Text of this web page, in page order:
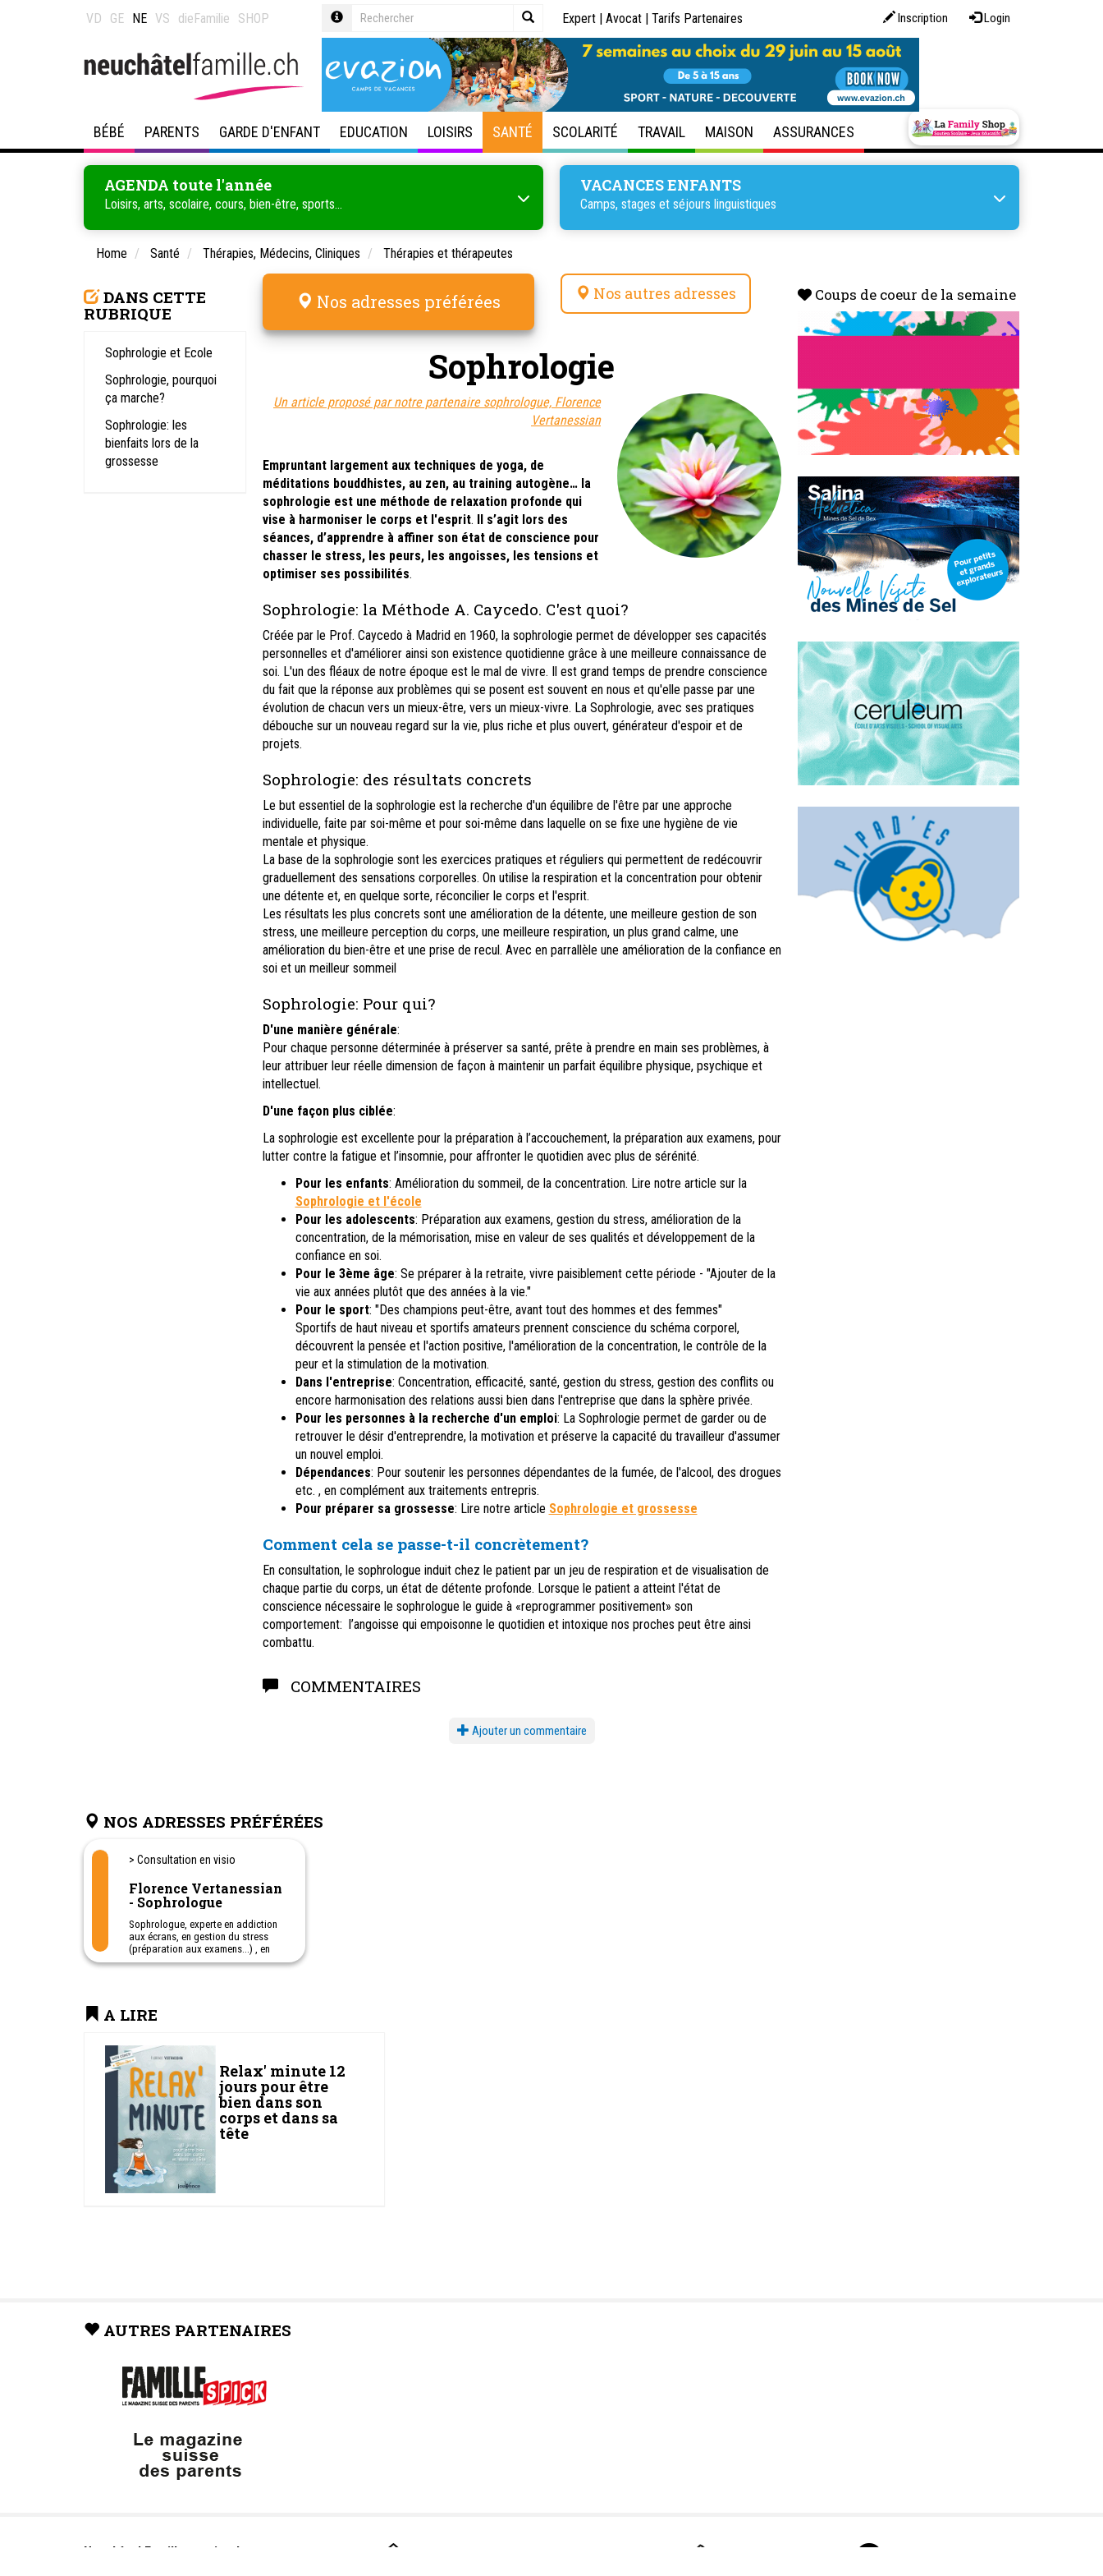
VD GE NE VS dieFamilie SHOP Inscription Login
Expert | Avocat | Tarifs Partenaires
BÉBÉ PARENTS GARDE D'ENFANT EDUCATION LOISIRS SANTÉ SCOLARITÉ TRAVAIL MAISON ASSURANCES
AGENDA toute l'année
Loisirs, arts, scolaire, cours, bien-être, sports...
VACANCES ENFANTS
Camps, stages et séjours linguistiques
Home Santé Thérapies, Médecins, Cliniques Thérapies et thérapeutes
DANS CETTE
RUBRIQUE
Sophrologie et Ecole
Sophrologie, pourquoi
ça marche?
Sophrologie: les
bienfaits lors de la
grossesse
Nos adresses préférées Nos autres adresses
Sophrologie
Un article proposé par notre partenaire sophrologue, Florence
Vertanessian
Empruntant largement aux techniques de yoga, de
méditations bouddhistes, au zen, au training autogène… la
sophrologie est une méthode de relaxation profonde qui
vise à harmoniser le corps et l'esprit. Il s’agit lors des
séances, d’apprendre à affiner son état de conscience pour
chasser le stress, les peurs, les angoisses, les tensions et
optimiser ses possibilités.
Sophrologie: la Méthode A. Caycedo. C'est quoi?
Créée par le Prof. Caycedo à Madrid en 1960, la sophrologie permet de développer ses capacités
personnelles et d'améliorer ainsi son existence quotidienne grâce à une meilleure connaissance de
soi. L'un des fléaux de notre époque est le mal de vivre. Il est grand temps de prendre conscience
du fait que la réponse aux problèmes qui se posent est souvent en nous et qu'elle passe par une
évolution de chacun vers un mieux-être, vers un mieux-vivre. La Sophrologie, avec ses pratiques
débouche sur un nouveau regard sur la vie, plus riche et plus ouvert, générateur d'espoir et de
projets.
Sophrologie: des résultats concrets
Le but essentiel de la sophrologie est la recherche d'un équilibre de l'être par une approche
individuelle, faite par soi-même et pour soi-même dans laquelle on se fixe une hygiène de vie
mentale et physique.
La base de la sophrologie sont les exercices pratiques et réguliers qui permettent de redécouvrir
graduellement des sensations corporelles. On utilise la respiration et la concentration pour obtenir
une détente et, en quelque sorte, réconcilier le corps et l'esprit.
Les résultats les plus concrets sont une amélioration de la détente, une meilleure gestion de son
stress, une meilleure perception du corps, une meilleure respiration, un plus grand calme, une
amélioration du bien-être et une prise de recul. Avec en parrallèle une amélioration de la confiance en
soi et un meilleur sommeil
Sophrologie: Pour qui?
D'une manière générale:
Pour chaque personne déterminée à préserver sa santé, prête à prendre en main ses problèmes, à
leur attribuer leur réelle dimension de façon à maintenir un parfait équilibre physique, psychique et
intellectuel.
D'une façon plus ciblée:
La sophrologie est excellente pour la préparation à l’accouchement, la préparation aux examens, pour
lutter contre la fatigue et l’insomnie, pour affronter le quotidien avec plus de sérénité.
Pour les enfants: Amélioration du sommeil, de la concentration. Lire notre article sur la
Sophrologie et l'école
Pour les adolescents: Préparation aux examens, gestion du stress, amélioration de la
concentration, de la mémorisation, mise en valeur de ses qualités et développement de la
confiance en soi.
Pour le 3ème âge: Se préparer à la retraite, vivre paisiblement cette période - "Ajouter de la
vie aux années plutôt que des années à la vie."
Pour le sport: "Des champions peut-être, avant tout des hommes et des femmes"
Sportifs de haut niveau et sportifs amateurs prennent conscience du schéma corporel,
découvrent la pensée et l'action positive, l'amélioration de la concentration, le contrôle de la
peur et la stimulation de la motivation.
Dans l'entreprise: Concentration, efficacité, santé, gestion du stress, gestion des conflits ou
encore harmonisation des relations aussi bien dans l'entreprise que dans la sphère privée.
Pour les personnes à la recherche d'un emploi: La Sophrologie permet de garder ou de
retrouver le désir d'entreprendre, la motivation et préserve la capacité du travailleur d'assumer
un nouvel emploi.
Dépendances: Pour soutenir les personnes dépendantes de la fumée, de l'alcool, des drogues
etc. , en complément aux traitements entrepris.
Pour préparer sa grossesse: Lire notre article Sophrologie et grossesse
Comment cela se passe-t-il concrètement?
En consultation, le sophrologue induit chez le patient par un jeu de respiration et de visualisation de
chaque partie du corps, un état de détente profonde. Lorsque le patient a atteint l'état de
conscience nécessaire le sophrologue le guide à «reprogrammer positivement» son
comportement: l’angoisse qui empoisonne le quotidien et intoxique nos proches peut être ainsi
combattu.
COMMENTAIRES
Ajouter un commentaire
Coups de coeur de la semaine
NOS ADRESSES PRÉFÉRÉES
> Consultation en visio
Florence Vertanessian
- Sophrologue
Sophrologue, experte en addiction
aux écrans, en gestion du stress
(préparation aux examens...) , en
concentration
vivre une relation équilibrée aux
écrans.
visio-consultation.
Des séances efficaces, des résultats
rapides.
A LIRE
Relax' minute 12
jours pour être
bien dans son
corps et dans sa
tête
AUTRES PARTENAIRES
Neuchâtel Famille, un site du groupe: